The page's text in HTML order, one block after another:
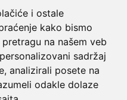
i ostale
kako bismo
na našem veb
sadržaj
analizirali posete na
odakle dolaze
Banata - Pančevo i
Vršca, Kovina i Bele